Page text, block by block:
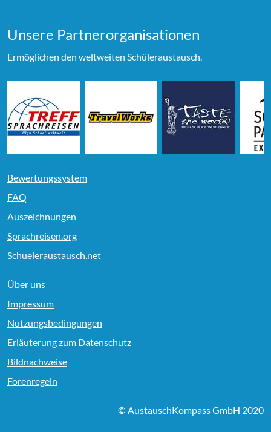
Unsere Partner­organi­sationen
Ermöglichen den weltweiten Schüleraustausch.
Bewertungssystem
FAQ
Auszeichnungen
Sprachreisen.org
Schueleraustausch.net
Über uns
Impressum
Nutzungsbedingungen
Erläuterung zum Datenschutz
Bildnachweise
Forenregeln
© AustauschKompass GmbH 2020